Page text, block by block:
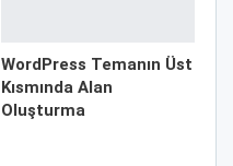
WordPress Temanın Üst
Kısmında Alan
Oluşturma